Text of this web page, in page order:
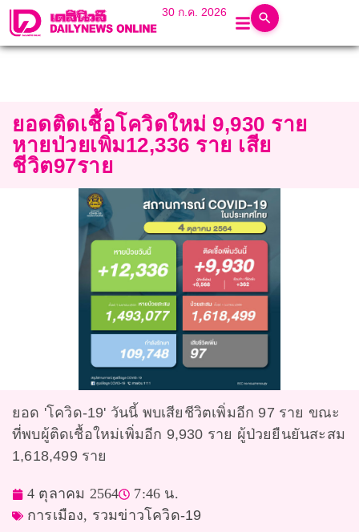
30 ก.ค. 2026
ยอดติดเชื้อโควิดใหม่ 9,930 ราย
หายป่วยเพิ่ม12,336 ราย เสีย
ชีวิต97ราย
ยอด 'โควิด-19' วันนี้ พบเสียชีวิตเพิ่มอีก 97 ราย ขณะ
ที่พบผู้ติดเชื้อใหม่เพิ่มอีก 9,930 ราย ผู้ป่วยยืนยันสะสม
1,618,499 ราย
4 ตุลาคม 2564
7:46 น.
การเมือง, รวมข่าวโควิด-19